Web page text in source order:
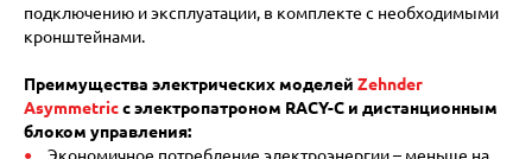
подключению и эксплуатации, в комплекте с необходимыми
кронштейнами.
Преимущества электрических моделей Zehnder
Asymmetricс электропатроном RACY-С и дистанционным
блоком управления: